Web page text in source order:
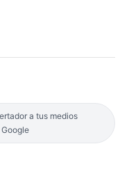
a tus medios